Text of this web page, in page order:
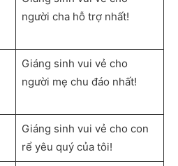
người cha hỗ trợ nhất!
Giáng sinh vui vẻ cho
người mẹ chu đáo nhất!
Giáng sinh vui vẻ cho con
rể yêu quý của tôi!